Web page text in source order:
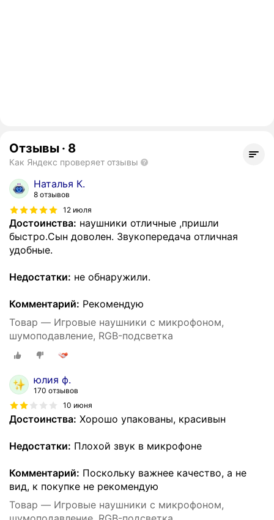
Отзывы · 8
Как Яндекс проверяет отзывы
Наталья К.
8 отзывов
12 июля
Достоинства: наушники отличные ,пришли
быстро.Сын доволен. Звукопередача отличная
удобные.
Недостатки: не обнаружили.
Комментарий: Рекомендую
Товар — Игровые наушники с микрофоном,
шумоподавление, RGB-подсветка
юлия ф.
170 отзывов
10 июня
Достоинства: Хорошо упакованы, красивын
Недостатки: Плохой звук в микрофоне
Комментарий: Поскольку важнее качество, а не
вид, к покупке не рекомендую
Товар — Игровые наушники с микрофоном,